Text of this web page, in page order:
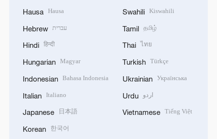
Hausa Hausa
Hebrew עברית
Hindi हिन्दी
Hungarian Magyar
Indonesian Bahasa Indonesia
Italian Italiano
Japanese 日本語
Korean 한국어
Swahili Kiswahili
Tamil தமிழ்
Thai ไทย
Turkish Türkçe
Ukrainian Українська
Urdu اردو
Vietnamese Tiếng Việt